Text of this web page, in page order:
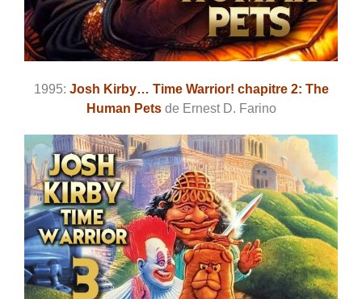
1995: Josh Kirby… Time Warrior! chapitre 2: The
Human Petsde Ernest D. Farino